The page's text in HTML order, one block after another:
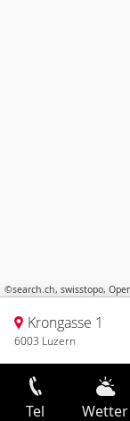
©search.ch, swisstopo,
Krongasse 1
6003 Luzern
Tel Wetter